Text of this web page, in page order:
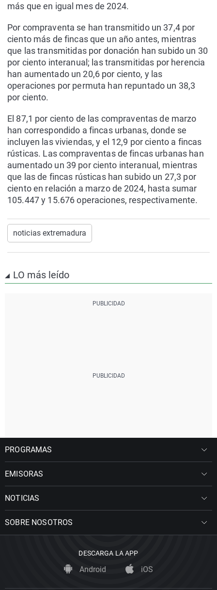
más que en igual mes de 2024.
Por compraventa se han transmitido un 37,4 por
ciento más de fincas que un año antes, mientras
que las transmitidas por donación han subido un 30
por ciento interanual; las transmitidas por herencia
han aumentado un 20,6 por ciento, y las
operaciones por permuta han repuntado un 38,3
por ciento.
El 87,1 por ciento de las compraventas de marzo
han correspondido a fincas urbanas, donde se
incluyen las viviendas, y el 12,9 por ciento a fincas
rústicas. Las compraventas de fincas urbanas han
aumentado un 39 por ciento interanual, mientras
que las de fincas rústicas han subido un 27,3 por
ciento en relación a marzo de 2024, hasta sumar
105.447 y 15.676 operaciones, respectivamente.
noticias extremadura
LO más leído
PROGRAMAS
EMISORAS
NOTICIAS
SOBRE NOSOTROS
DESCARGA LA APP
Android iOS